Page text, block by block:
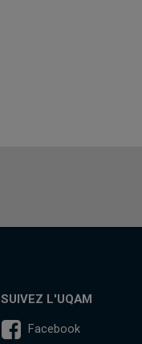
SUIVEZ L'UQAM
Facebook